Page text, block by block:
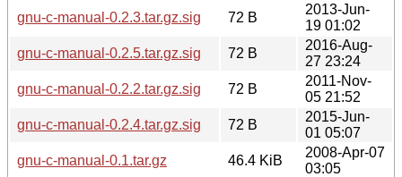
gnu-c-manual-0.2.3.tar.gz.sig
72 B
2013-Jun-
19 01:02
gnu-c-manual-0.2.5.tar.gz.sig
72 B
2016-Aug-
27 23:24
gnu-c-manual-0.2.2.tar.gz.sig
72 B
2011-Nov-
05 21:52
gnu-c-manual-0.2.4.tar.gz.sig
72 B
2015-Jun-
01 05:07
gnu-c-manual-0.1.tar.gz
46.4 KiB
2008-Apr-07
03:05